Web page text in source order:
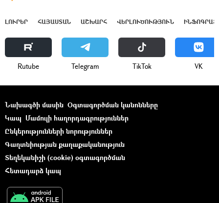
ԼՈՒՐԵՐ ՀԱՅԱՍՏԱՆ ԱՇԽԱՐՀ ՎԵՐԼՈՒԾՈՒԹՅՈՒՆ
Rutube Telegram ТikТоk VK
Նախագծի մասին Օգտագործման կանոնները
Կապ Մամուլի հաղորդագրություններ
Ընկերությունների նորություններ
Գաղտնիության քաղաքականություն
Տեղեկանիշի (cookie) օգտագործման
Հետադարձ կապ